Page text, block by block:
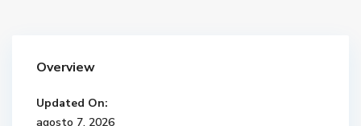
Overview
Updated On:
agosto 7, 2026